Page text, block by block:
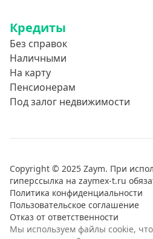
Кредиты
Без справок
Наличными
На карту
Пенсионерам
Под залог недвижимости
Copyright © 2025 Zaym. При
гиперссылка на zaymex-t.ru
Политика конфиденциальности
Пользовательское соглашение
Отказ от ответственности
Мы используем файлы cookie,